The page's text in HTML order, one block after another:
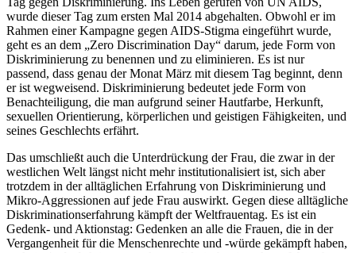
wurde dieser Tag zum ersten Mal 2014 abgehalten. Obwohl er im
Rahmen einer Kampagne gegen AIDS-Stigma eingeführt wurde,
geht es an dem „Zero Discrimination Day“ darum, jede Form von
Diskriminierung zu benennen und zu eliminieren. Es ist nur
passend, dass genau der Monat März mit diesem Tag beginnt, denn
er ist wegweisend. Diskriminierung bedeutet jede Form von
Benachteiligung, die man aufgrund seiner Hautfarbe, Herkunft,
sexuellen Orientierung, körperlichen und geistigen Fähigkeiten, und
seines Geschlechts erfährt.
Das umschließt auch die Unterdrückung der Frau, die zwar in der
westlichen Welt längst nicht mehr institutionalisiert ist, sich aber
trotzdem in der alltäglichen Erfahrung von Diskriminierung und
Mikro-Aggressionen auf jede Frau auswirkt. Gegen diese alltägliche
Diskriminationserfahrung kämpft der Weltfrauentag. Es ist ein
Gedenk- und Aktionstag: Gedenken an alle die Frauen, die in der
Vergangenheit für die Menschenrechte und -würde gekämpft haben,